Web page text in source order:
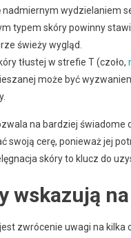
wydzielaniem
typem skóry powinny
świeży wygląd.
tłustej w strefie T (czoło,
może być
na bardziej
swoją cerę, ponieważ jej
skóry to klucz do
wskazują
zwrócenie uwagi na kilka